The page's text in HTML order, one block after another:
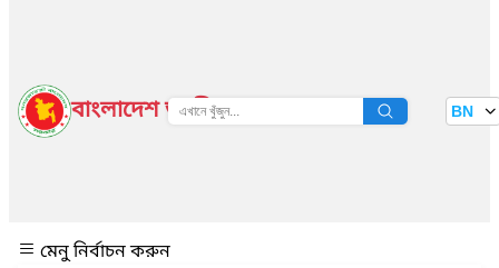
বাংলাদেশ জাতীয় তথ্য বাতায়ন BN
মেনু নির্বাচন করুন